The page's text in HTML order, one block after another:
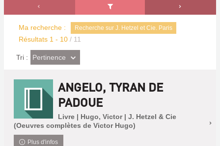
Ma recherche : Recherche sur J. Hetzel et Cie. Paris
Résultats 1 - 10 / 11
Tri : (Effet
imédiat)
Pertinence
ANGELO, TYRAN DE
PADOUE
Livre | Hugo, Victor | J. Hetzel & Cie
(Oeuvres complètes de Victor Hugo)
Plus d'infos